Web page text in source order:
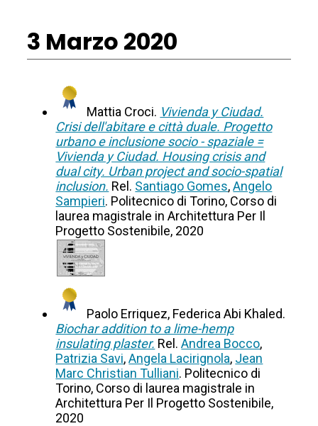
3 Marzo 2020
Mattia Croci. Vivienda y Ciudad.
Crisi dell'abitare e città duale. Progetto
urbano e inclusione socio - spaziale =
Vivienda y Ciudad. Housing crisis and
dual city. Urban project and socio-spatial
inclusion. Rel. Santiago Gomes,Angelo
Sampieri. Politecnico di Torino, Corso di
laurea magistrale in Architettura Per Il
Progetto Sostenibile, 2020
Paolo Erriquez, Federica Abi Khaled.
Biochar addition to a lime-hemp
insulating plaster. Rel.Andrea Bocco,
Patrizia Savi,Angela Lacirignola, Jean
Marc Christian Tulliani. Politecnico di
Torino, Corso di laurea magistrale in
Architettura Per Il Progetto Sostenibile,
2020